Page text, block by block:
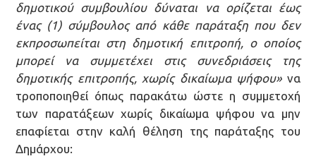
δημοτικού συμβουλίου δύναται να ορίζεται έως
ένας (1) σύμβουλος από κάθε παράταξη που δεν
εκπροσωπείται στη δημοτική επιτροπή, ο οποίος
μπορεί να συμμετέχει στις συνεδριάσεις της
δημοτικής επιτροπής, χωρίς δικαίωμα ψήφου» να
τροποποιηθεί όπως παρακάτω ώστε η συμμετοχή
των παρατάξεων χωρίς δικαίωμα ψήφου να μην
επαφίεται στην καλή θέληση της παράταξης του
Δημάρχου: